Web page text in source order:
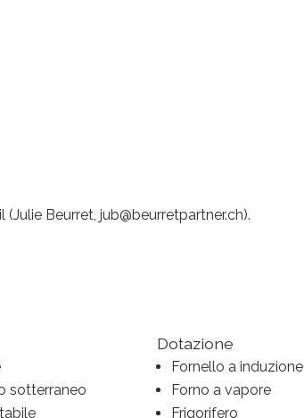
Beurret, jub@beurretpartner.ch).
sotterraneo
Dotazione
Fornello a induzione
Forno a vapore
Frigorifero